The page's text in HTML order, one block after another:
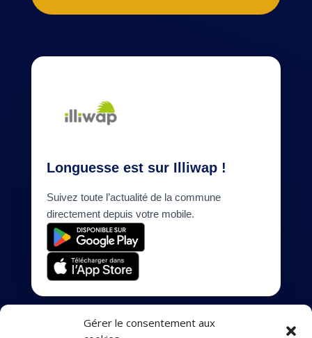
Gérer le consentement aux
Longuesse est sur Illiwap !
Suivez toute l’actualité de la commune
directement depuis votre mobile.